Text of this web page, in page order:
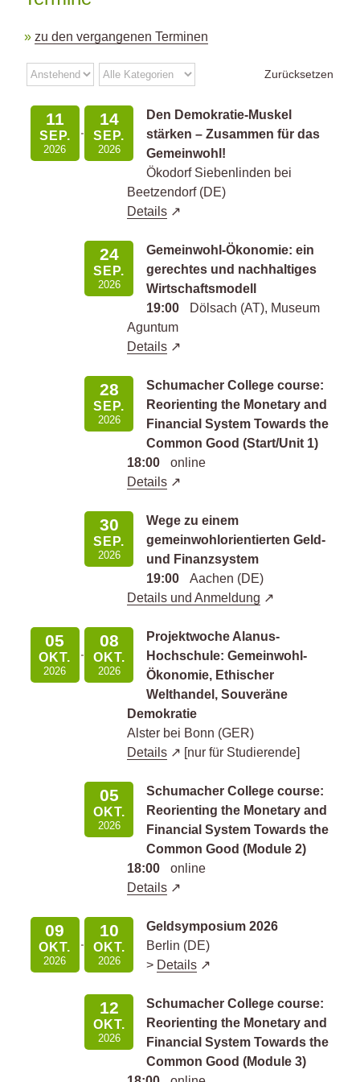
zu den vergangenen Terminen
Zurücksetzen
11
SEP.
2026
14
SEP.
2026
Den Demokratie-Muskel
stärken – Zusammen für das
Gemeinwohl!
Ökodorf Siebenlinden bei
Beetzendorf (DE)
Details
24
SEP.
2026
Gemeinwohl-Ökonomie: ein
gerechtes und nachhaltiges
Wirtschaftsmodell
19:00
Dölsach (AT), Museum
Aguntum
Details
28
SEP.
2026
Schumacher College course:
Reorienting the Monetary and
Financial System Towards the
Common Good (Start/Unit 1)
18:00
online
Details
30
SEP.
2026
Wege zu einem
gemeinwohlorientierten Geld-
und Finanzsystem
19:00
Aachen (DE)
Details und Anmeldung
05
OKT.
2026
08
OKT.
2026
Projektwoche Alanus-
Hochschule: Gemeinwohl-
Ökonomie, Ethischer
Welthandel, Souveräne
Demokratie
Alster bei Bonn (GER)
Details
[nur für Studierende]
05
OKT.
2026
Schumacher College course:
Reorienting the Monetary and
Financial System Towards the
Common Good (Module 2)
18:00
online
Details
09
OKT.
2026
10
OKT.
2026
Geldsymposium 2026
Berlin (DE)
> Details
12
OKT.
2026
Schumacher College course:
Reorienting the Monetary and
Financial System Towards the
Common Good (Module 3)